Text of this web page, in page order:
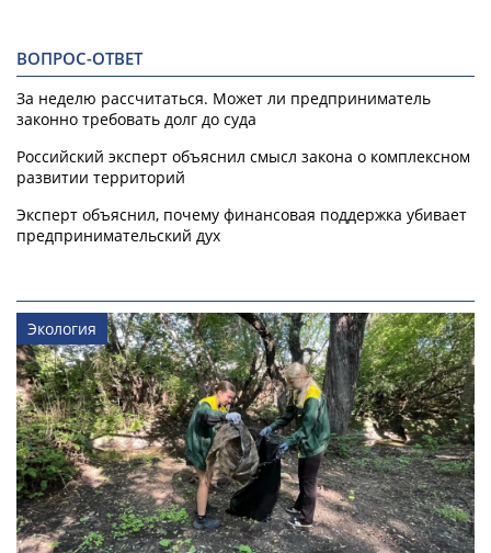
ВОПРОС-ОТВЕТ
За неделю рассчитаться. Может ли предприниматель
законно требовать долг до суда
Российский эксперт объяснил смысл закона о комплексном
развитии территорий
Эксперт объяснил, почему финансовая поддержка убивает
предпринимательский дух
Экология